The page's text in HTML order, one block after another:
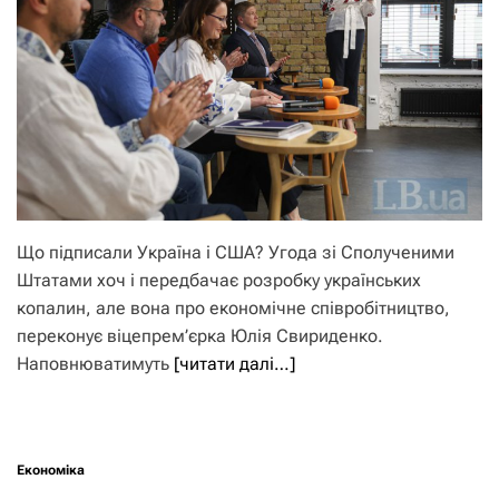
Що підписали Україна і США? Угода зі Сполученими
Штатами хоч і передбачає розробку українських
копалин, але вона про економічне співробітництво,
переконує віцепрем’єрка Юлія Свириденко.
Наповнюватимуть [читати далі…]
Економіка